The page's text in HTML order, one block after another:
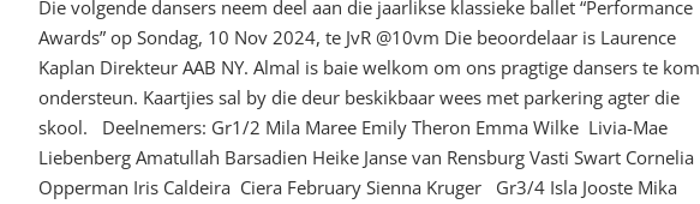
Die volgende dansers neem deel aan die jaarlikse klassieke ballet “Performance
Awards” op Sondag, 10 Nov 2024, te JvR @10vm Die beoordelaar is Laurence
Kaplan Direkteur AAB NY. Almal is baie welkom om ons pragtige dansers te kom
ondersteun. Kaartjies sal by die deur beskikbaar wees met parkering agter die
skool. Deelnemers: Gr1/2 Mila Maree Emily Theron Emma Wilke Livia-Mae
Liebenberg Amatullah Barsadien Heike Janse van Rensburg Vasti Swart Cornelia
Opperman Iris Caldeira Ciera February Sienna Kruger Gr3/4 Isla Jooste Mika